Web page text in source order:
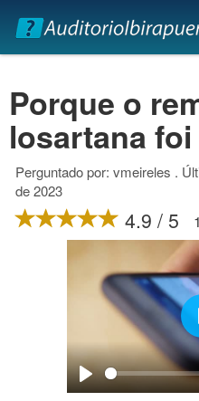
Porque o
losartana
Perguntado por: vmeireles .
de 2023
4.9 / 5
Play